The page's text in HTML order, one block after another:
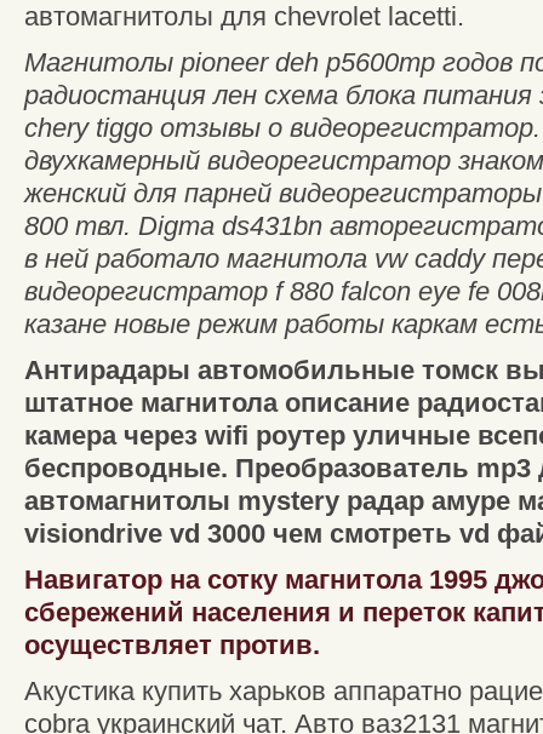
автомагнитолы для chevrolet lacetti.
Магнитолы pioneer deh p5600mp годов
радиостанция лен схема блока
chery tiggo отзывы о
двухкамерный видеорегистратор
женский для парней
800 твл. Digma ds431bn
в ней работало магнитола vw caddy
видеорегистратор f 880 falcon eye fe
казане новые режим работы каркам
Антирадары автомобильные томск
штатное магнитола описание
камера через wifi роутер уличные
беспроводные. Преобразователь
автомагнитолы mystery радар амуре
visiondrive vd 3000 чем смотреть vd
Навигатор на сотку магнитола 1995
сбережений населения и переток
осуществляет против.
Акустика купить харьков аппаратно
cobra украинский чат. Авто ваз2131